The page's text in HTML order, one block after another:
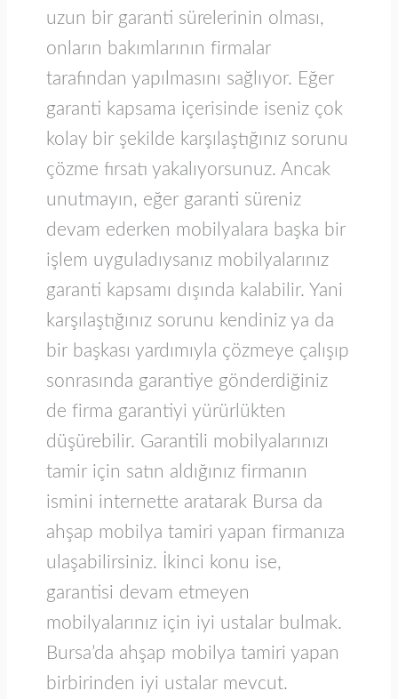
uzun bir garanti sürelerinin olması,
onların bakımlarının firmalar
tarafından yapılmasını sağlıyor. Eğer
garanti kapsama içerisinde iseniz çok
kolay bir şekilde karşılaştığınız sorunu
çözme fırsatı yakalıyorsunuz. Ancak
unutmayın, eğer garanti süreniz
devam ederken mobilyalara başka bir
işlem uyguladıysanız mobilyalarınız
garanti kapsamı dışında kalabilir. Yani
karşılaştığınız sorunu kendiniz ya da
bir başkası yardımıyla çözmeye çalışıp
sonrasında garantiye gönderdiğiniz
de firma garantiyi yürürlükten
düşürebilir. Garantili mobilyalarınızı
tamir için satın aldığınız firmanın
ismini internette aratarak Bursa da
ahşap mobilya tamiri yapan firmanıza
ulaşabilirsiniz. İkinci konu ise,
garantisi devam etmeyen
mobilyalarınız için iyi ustalar bulmak.
Bursa’da ahşap mobilya tamiri yapan
birbirinden iyi ustalar mevcut.